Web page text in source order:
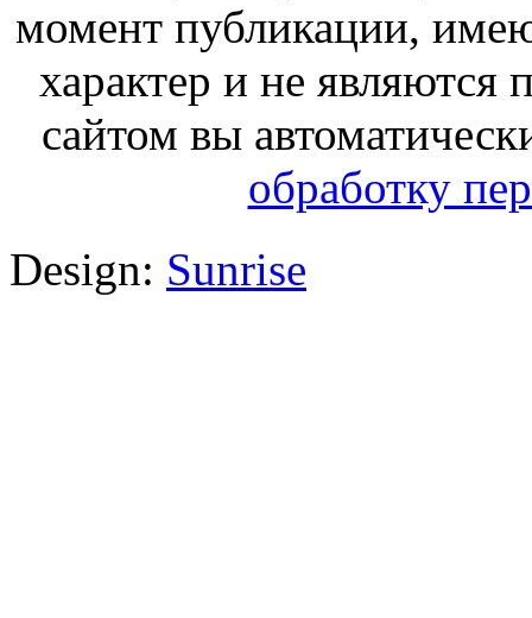
момент публикации,
характер и не
сайтом вы
обработку
Design: Sunrise